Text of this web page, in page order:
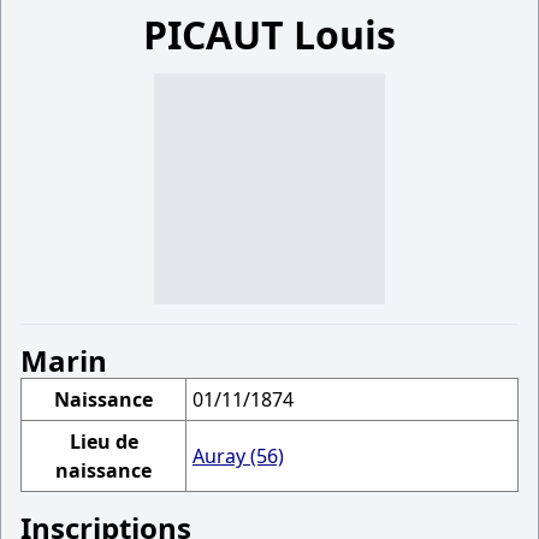
PICAUT Louis
Marin
Naissance
01/11/1874
Lieu de
naissance
Auray (56)
Inscriptions